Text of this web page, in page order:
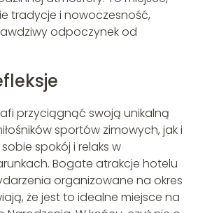
tradycje i nowoczesność,
odpoczynek od
przyciągnąć swoją unikalną
sportów zimowych, jak i
spokój i relaks w
Bogate atrakcje hotelu
organizowane na okres
że jest to idealne miejsce na